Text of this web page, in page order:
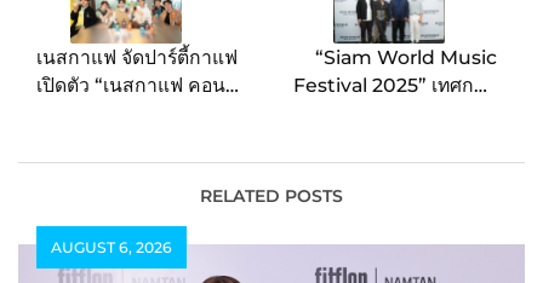
เนสกาแฟ จัดปาร์ตี้กาแฟ
เปิดตัว “เนสกาแฟ คอน
พร้อมชงระดับโลก เนรมิต
ถนนทรงวาดจัดคอฟฟี่
เฮ้าส์ ปาร์ตี้ ชวน PROXIE
– PiXXiE มามิกซ์ความ
“Siam World Music
Festival 2025” เทศกาล
เพลย์ ณ สวนสยาม อะเมซิ่ง
RELATED POSTS
AUGUST 6, 2026